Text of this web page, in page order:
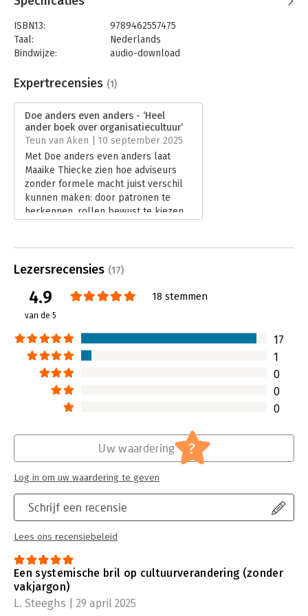
ISBN13:
9789462557475
Taal:
Nederlands
Bindwijze:
audio-download
Bestandsformaat:
mp3
Hoofdrubriek:
Verandermanagement
Expertrecensies (1)
Doe anders even anders - ‘Heel
ander boek over organisatiecultuur’
Teun van Aken | 10 september 2025
Met Doe anders even anders laat
Maaike Thiecke zien hoe adviseurs
zonder formele macht juist verschil
kunnen maken: door patronen te
herkennen, rollen bewust te kiezen
de verrassende inzichten en
Lees verder
Lezersrecensies (17)
4.9
van de 5
18 stemmen
17
1
0
0
0
Schrijf een recensie
Lees ons recensiebeleid
Uw waardering ?
Log in om uw waardering te geven
Een systemische bril op cultuurverandering (zonder
vakjargon)
L. Steeghs | 29 april 2025